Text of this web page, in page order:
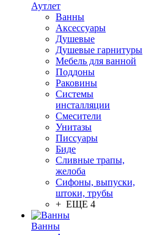
Аутлет
Ванны
Аксессуары
Душевые
Душевые гарнитуры
Мебель для ванной
Поддоны
Раковины
Системы
инсталляции
Смесители
Унитазы
Писсуары
Биде
Сливные трапы,
желоба
Сифоны, выпуски,
штоки, трубы
+ ЕЩЕ 4
Ванны